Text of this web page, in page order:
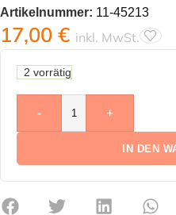
Artikelnummer: 11-45213
17,00 € inkl. MwSt.
2 vorrätig
- +
IN DEN